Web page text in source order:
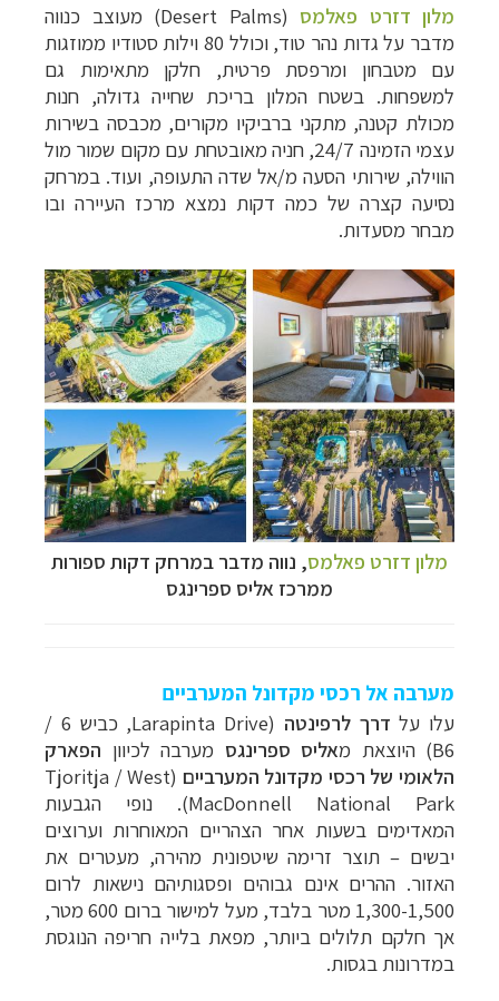
מלון דזרט פאלמס (
Desert Palms) מעוצב כנווה
מדבר על גדות נהר טוד, וכולל 80 וילות סטודיו ממוזגות
עם מטבחון ומרפסת פרטית, חלקן מתאימות גם
למשפחות. בשטח המלון בריכת שחייה גדולה, חנות
מכולת קטנה, מתקני ברביקיו מקורים, מכבסה בשירות
עצמי הזמינה 24/7, חניה מאובטחת עם מקום שמור מול
הווילה, שירותי הסעה מ/אל שדה התעופה, ועוד. במרחק
נסיעה קצרה של כמה דקות נמצא מרכז העיירה ובו
מבחר מסעדות.
מלון דזרט פאלמס, נווה מדבר במרחק דקות ספורות
ממרכז אליס ספרינגס
מערבה אל רכסי מקדונל המערביים
עלו על דרך לרפינטה (
Larapinta Drive‏
, כביש 6 /
B6)
היוצאת מאליס ספרינגס מערבה לכיוון הפארק
הלאומי של רכסי מקדונל המערביים (Tjoritja / West
MacDonnell National Park).
נופי הגבעות
המאדימים בשעות אחר הצהריים המאוחרות וערוצים
יבשים –תוצר זרימה שיטפונית מהירה, מעטרים את
האזור. ההרים אינם גבוהים ופסגותיהם נישאות לרום
1,300-1,500 מטר בלבד, מעל למישור ברום 600 מטר,
אך חלקם תלולים ביותר, מפאת בלייה חריפה הנוגסת
במדרונות בגסות.